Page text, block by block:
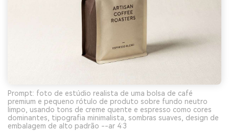
Prompt: foto de estúdio realista de uma bolsa de café
premium e pequeno rótulo de produto sobre fundo neutro
limpo, usando tons de creme quente e espresso como cores
dominantes, tipografia minimalista, sombras suaves, design de
embalagem de alto padrão --ar 4:3